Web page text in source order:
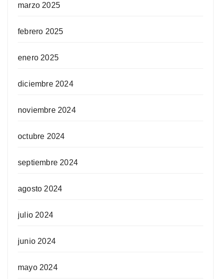
marzo 2025
febrero 2025
enero 2025
diciembre 2024
noviembre 2024
octubre 2024
septiembre 2024
agosto 2024
julio 2024
junio 2024
mayo 2024